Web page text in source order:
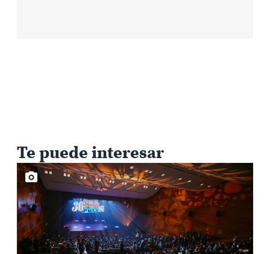
Te puede interesar